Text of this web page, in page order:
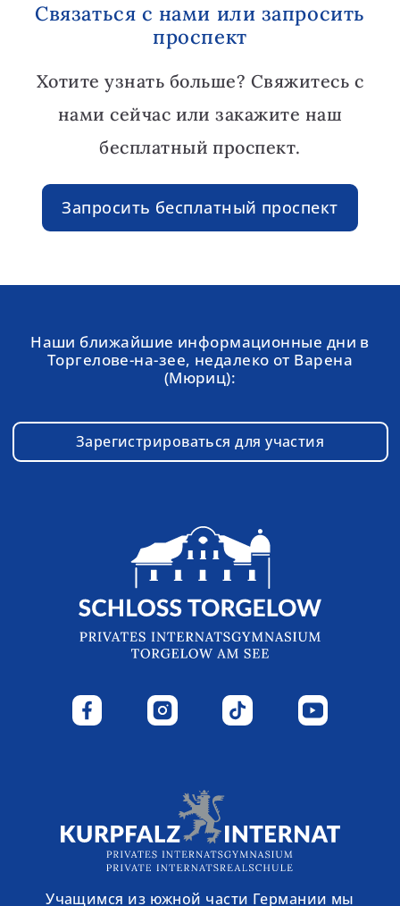
Связаться с нами или запросить
проспект
Хотите узнать больше? Свяжитесь с
нами сейчас или закажите наш
бесплатный проспект.
Запросить бесплатный проспект
Наши ближайшие информационные дни в
Торгелове-на-зее, недалеко от Варена
(Мюриц):
Зарегистрироваться для участия
Учащимся из южной части Германии мы